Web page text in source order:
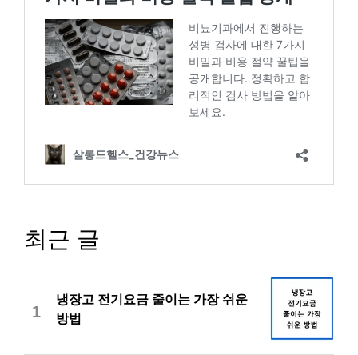
최근 글
1
냉장고 전기요금 줄이는 가장 쉬운
방법